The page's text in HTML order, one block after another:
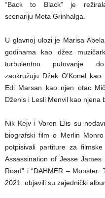
“Back to Black” je
scenariju Meta Grinhalga.
U glavnoj ulozi je Marisa
godinama kao džez
turbulentno putovanje
zaokružuju Džek O’Konel
Edi Marsan kao njen otac
Dženis i Lesli Menvil kao njena
Nik Kejv i Voren Elis su
biografski film o Merlin
potpisivali partiture za
Assassination of Jesse
Road” i “DAHMER –
2021. objavili su zajednički